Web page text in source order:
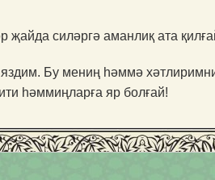
силәр­гә аманлиқ ата
Бу мениң һәммә
һәммиң­ларға яр болғай!